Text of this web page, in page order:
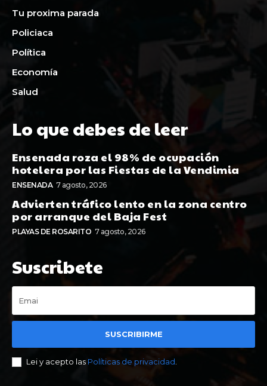
Tu proxima parada
Policiaca
Política
Economía
Salud
Lo que debes de leer
Ensenada roza el 98% de ocupación
hotelera por las Fiestas de la Vendimia
ENSENADA 7 agosto, 2026
Advierten tráfico lento en la zona centro
por arranque del Baja Fest
PLAYAS DE ROSARITO 7 agosto, 2026
Suscribete
SUSCRIBIRME
Lei y acepto las Políticas de privacidad